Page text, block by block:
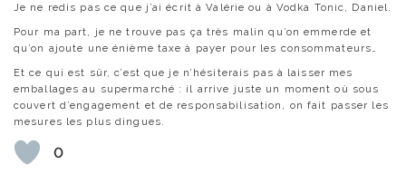
Je ne redis pas ce que j’ai écrit à Valérie ou à Vodka Tonic, Daniel.
Pour ma part, je ne trouve pas ça très malin qu’on emmerde et
qu’on ajoute une énième taxe à payer pour les consommateurs…
Et ce qui est sûr, c’est que je n’hésiterais pas à laisser mes
emballages au supermarché : il arrive juste un moment où sous
couvert d’engagement et de responsabilisation, on fait passer les
mesures les plus dingues.
0